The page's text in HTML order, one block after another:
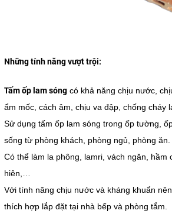
Những tính năng vượt trội:
Tấm ốp lam sóngcó khả năng chịu nước,
ẩm mốc, cách âm, chịu va đập, chống cháy
Sử dụng tấm ốp lam sóng trong ốp tường,
sống từ phòng khách, phòng ngủ, phòng ăn.
Có thể làm la phông, lamri, vách ngăn, hầm
hiên,…
Với tính năng chịu nước và kháng khuẩn
thích hợp lắp đặt tại nhà bếp và phòng tắm.